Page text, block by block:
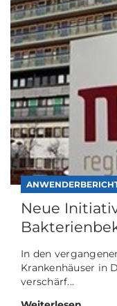
Neue
In den
Krankenhäuser in
verschärf...